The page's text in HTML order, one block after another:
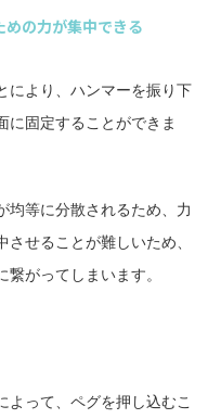
の力が集中できる
により、ハンマーを振り下
に固定することができま
均等に分散されるため、力
せることが難しいため、
がってしまいます。
よって、ペグを押し込むこ